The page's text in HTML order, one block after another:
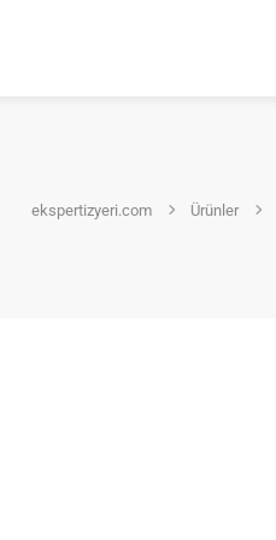
ekspertizyeri.com Ürünler